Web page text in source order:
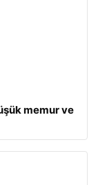
memur ve